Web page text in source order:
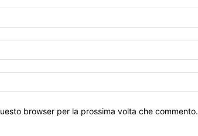
browser per la prossima volta che commento.